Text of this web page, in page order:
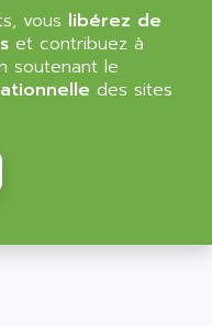
vous libérez de
et contribuez à
soutenant le
des sites